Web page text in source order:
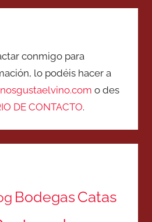
conmigo para
lo podéis hacer a
o des
DE CONTACTO.
BodegasCatas